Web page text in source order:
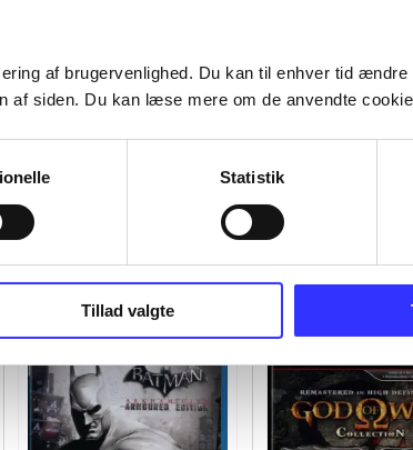
af brugervenlighed. Du kan til enhver tid
af siden. Du kan læse mere om de anvendte
Statistik
Tillad valgte